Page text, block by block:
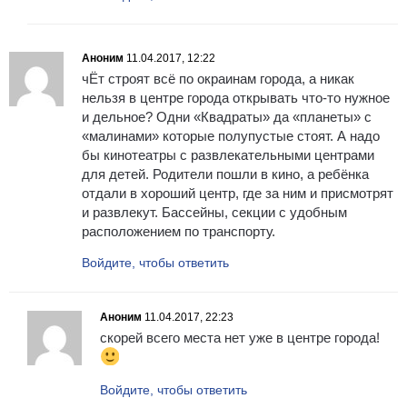
Аноним 11.04.2017, 12:22
чЁт строят всё по окраинам города, а никак
нельзя в центре города открывать что-то нужное
и дельное? Одни «Квадраты» да «планеты» с
«малинами» которые полупустые стоят. А надо
бы кинотеатры с развлекательными центрами
для детей. Родители пошли в кино, а ребёнка
отдали в хороший центр, где за ним и присмотрят
и развлекут. Бассейны, секции с удобным
расположением по транспорту.
Войдите, чтобы ответить
Аноним 11.04.2017, 22:23
скорей всего места нет уже в центре города!
Войдите, чтобы ответить